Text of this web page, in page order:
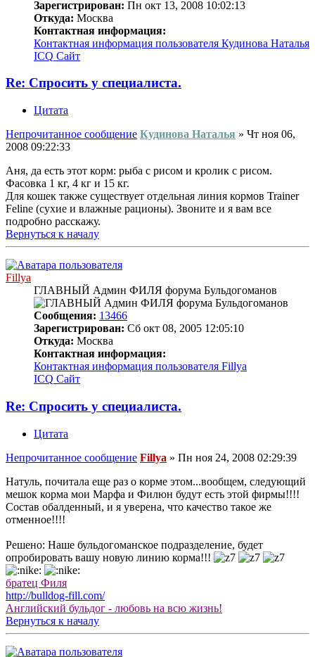
Зарегистрирован: Пн окт 13, 2008 10:02:13
Откуда: Москва
Контактная информация:
Контактная информация пользователя Кудинова Наталья
ICQ Сайт
Re: Спросить у специалиста.
Цитата
Непрочитанное сообщение Кудинова Наталья » Чт ноя 06,
2008 09:22:33
Аня, да есть этот корм: рыба с рисом и кролик с рисом.
Фасовка 1 кг, 4 кг и 15 кг.
Для кошек также существует отдельная линия кормов Trainer
Feline (сухие и влажные рационы). Звоните и я вам все
подробно расскажу.
Вернуться к началу
Fillya
ГЛАВНЫЙ Админ ФИЛЯ форума Бульдогоманов
Сообщения: 13466
Зарегистрирован: Сб окт 08, 2005 12:05:10
Откуда: Москва
Контактная информация:
Контактная информация пользователя Fillya
ICQ Сайт
Re: Спросить у специалиста.
Цитата
Непрочитанное сообщение Fillya » Пн ноя 24, 2008 02:29:39
Натуль, почитала еще раз о корме этом...вообщем, следующий
мешок корма мои Марфа и Филюн будут есть этой фирмы!!!!
Состав обалденный, и я уверена, что качество такое же
отменное!!!!
Решено: Наше бульдогоманское подразделение, будет
опробировать вашу новую линию корма!!!
братец Филя
http://bulldog-fill.com/
Английский бульдог - любовь на всю жизнь!
Вернуться к началу